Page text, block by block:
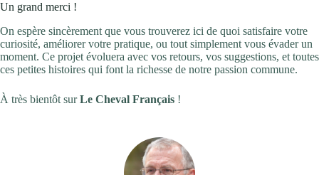
Un grand merci !
On espère sincèrement que vous trouverez ici de quoi satisfaire votre
curiosité, améliorer votre pratique, ou tout simplement vous évader un
moment. Ce projet évoluera avec vos retours, vos suggestions, et toutes
ces petites histoires qui font la richesse de notre passion commune.
À très bientôt surLe Cheval Français !